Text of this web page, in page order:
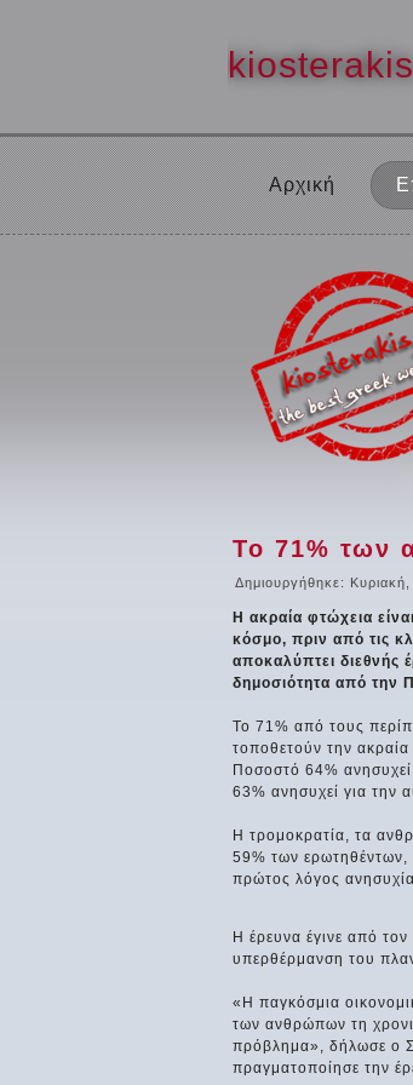
Αρχική
Το 71% των
Δημιουργήθηκε:
Η ακραία φτώχεια
κόσμο, πριν από τις
αποκαλύπτει διεθνής
δημοσιότητα από την
Το 71% από τους
τοποθετούν την
Ποσοστό 64%
63% ανησυχεί για την
Η τρομοκρατία, τα
59% των ερωτηθέντων,
πρώτος λόγος
Η έρευνα έγινε από
υπερθέρμανση του
«Η παγκόσμια
των ανθρώπων τη
πρόβλημα», δήλωσε ο
πραγματοποίησε την